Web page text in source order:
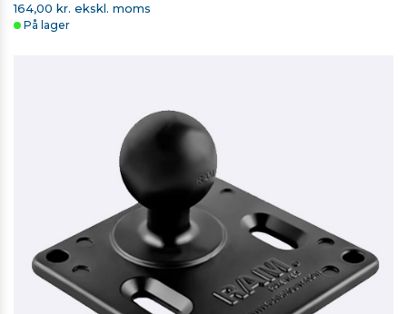
164,00 kr. ekskl. moms
På lager